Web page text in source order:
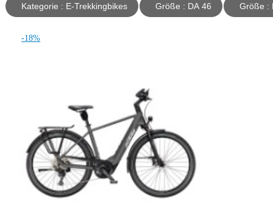
Kategorie : E-Trekkingbikes Größe : DA 46
-18%